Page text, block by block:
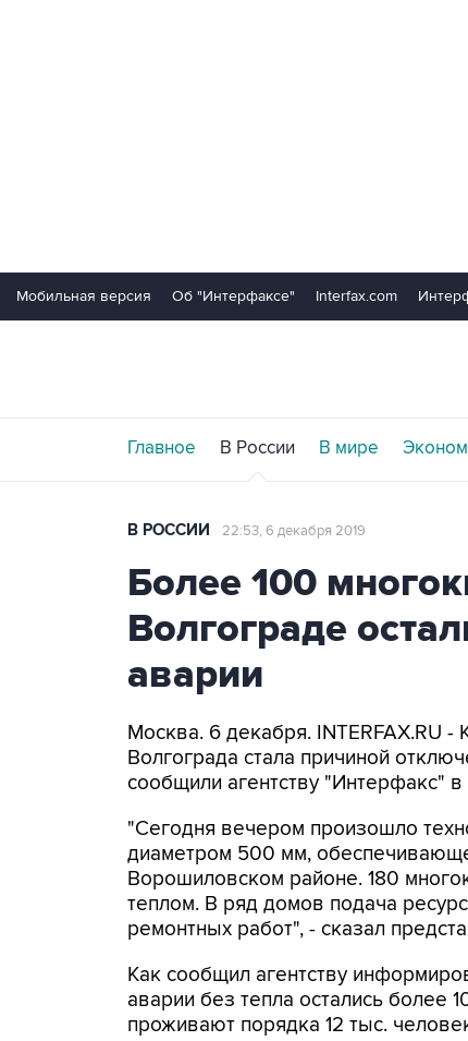
Мобильная версия Об "Интерфаксе" Interfax.com
Главное В России В мире
В РОССИИ 22:53, 6 декабря 2019
Более 100
Волгограде
аварии
Москва. 6 декабря. INTERFAX.RU
Волгограда стала причиной
сообщили агентству "Интерфакс"
"Сегодня вечером произошло
диаметром 500 мм,
Ворошиловском районе. 180
теплом. В ряд домов подача
ремонтных работ", - сказал
Как сообщил агентству
аварии без тепла остались более
проживают порядка 12 тыс.